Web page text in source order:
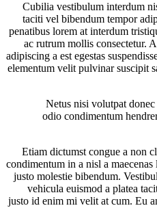
Cubilia vestibulum interdum
taciti vel bibendum tempor
penatibus lorem at interdum
ac rutrum mollis consectetur.
adipiscing a est egestas
elementum velit pulvinar suscipit
Netus nisi volutpat
odio condimentum
Etiam dictumst congue a non
condimentum in a nisl a
justo molestie bibendum.
vehicula euismod a platea
justo id enim mi velit at cum. Eu